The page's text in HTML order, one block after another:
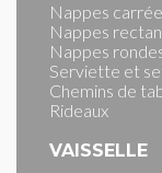
Nappes
Nappes
Nappes
Serviette et
Chemins de
Rideaux
VAISSELLE